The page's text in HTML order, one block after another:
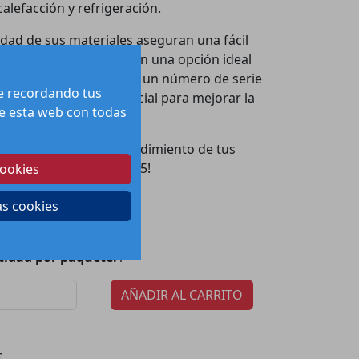
recordando tus
esta web con todas
cookies
y refrigeración.
de sus materiales aseguran una fácil
lo que lo convierte en una opción ideal
en tus equipos. Con un número de serie
un componente esencial para mejorar la
de maximizar el rendimiento de tus
DCH HM 10-16-25!
7.74€
por paquete:1
AÑADIR AL CARRITO